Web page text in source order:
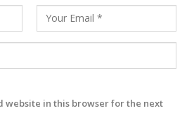
website in this browser for the next